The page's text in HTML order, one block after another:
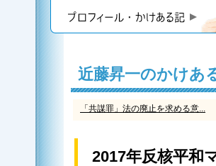
近藤昇一のかけあ
「共謀罪」法の廃止を求める意...
2017年反核平和